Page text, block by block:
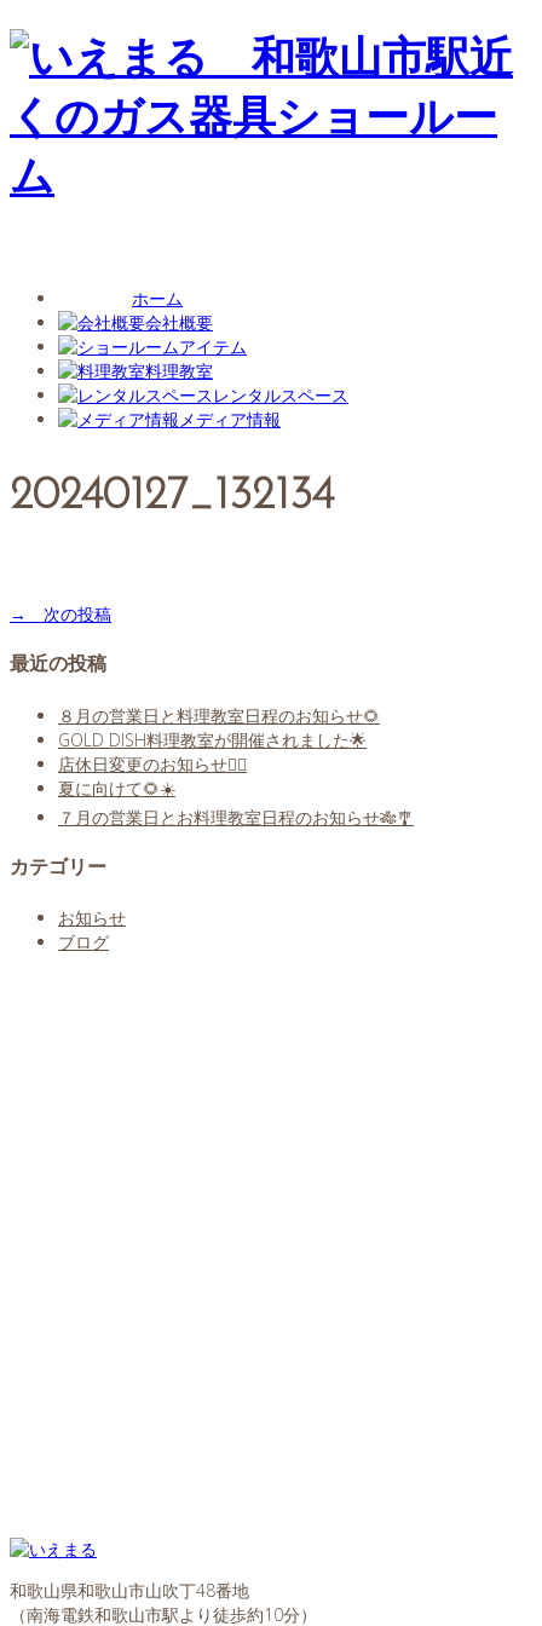
ホーム
会社概要
アイテム
料理教室
レンタルスペース
メディア情報
20240127_132134
→ 次の投稿
最近の投稿
８月の営業日と料理教室日程のお知らせ🌻
GOLD DISH料理教室が開催されました🌟
店休日変更のお知らせ🙇‍♀️
夏に向けて🌻☀️
７月の営業日とお料理教室日程のお知らせ🎋🎐
カテゴリー
お知らせ
ブログ
和歌山県和歌山市山吹丁48番地
（南海電鉄和歌山市駅より徒歩約10分）